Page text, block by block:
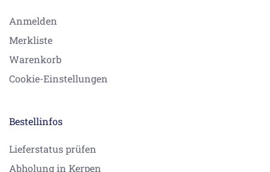
Anmelden
Merkliste
Warenkorb
Cookie-Einstellungen
Bestellinfos
Lieferstatus prüfen
Abholung in Kerpen